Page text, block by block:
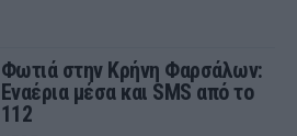
Φωτιά στην Κρήνη Φαρσάλων:
Εναέρια μέσα και SMS από το
112